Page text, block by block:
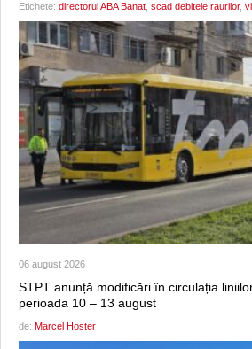
Etichete: directorul ABA Banat scad debitele raurilor,
06 august 2026
STPT anunță modificări în circulația
perioada 10 – 13 august
de: Marcel Hoster